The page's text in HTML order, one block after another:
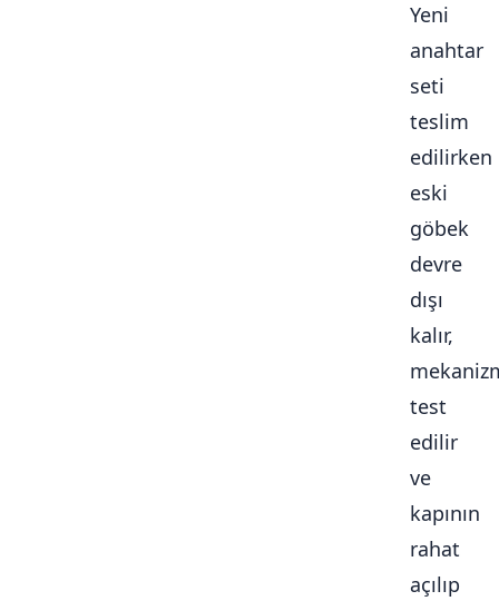
Yeni
anahtar
seti
teslim
edilirken
eski
göbek
devre
dışı
kalır,
test
edilir
ve
kapının
rahat
açılıp